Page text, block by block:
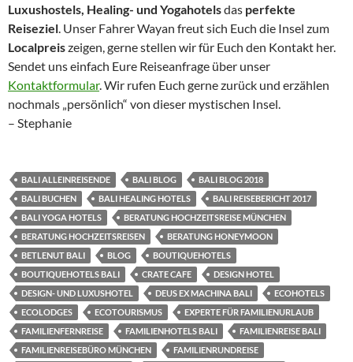
Luxushostels, Healing- und Yogahotelsdas perfekte
Reiseziel . Unser Fahrer Wayan freut sich Euch die Insel zum
Localpreiszeigen, gerne stellen wir für Euch den Kontakt her.
Sendet uns einfach Eure Reiseanfrage über unser
Kontaktformular. Wir rufen Euch gerne zurück und erzählen
nochmals „persönlich“ von dieser mystischen Insel.
– Stephanie
BALI ALLEINREISENDE BALI BLOG
BALI BLOG 2018
BALI BUCHEN
BALI HEALING HOTELS
BALI REISEBERICHT 2017
BALI YOGA HOTELS
BERATUNG HOCHZEITSREISE MÜNCHEN
BERATUNG HOCHZEITSREISEN
BERATUNG HONEYMOON
BETLENUT BALI
BLOG
BOUTIQUEHOTELS
BOUTIQUEHOTELS BALI
CRATE CAFE
DESIGN HOTEL
DESIGN- UND LUXUSHOTEL
DEUS EX MACHINA BALI
ECOHOTELS
ECOLODGES
ECOTOURISMUS
EXPERTE FÜR FAMILIENURLAUB
FAMILIENFERNREISE
FAMILIENHOTELS BALI
FAMILIENREISE BALI
FAMILIENREISEBÜRO MÜNCHEN
FAMILIENRUNDREISE